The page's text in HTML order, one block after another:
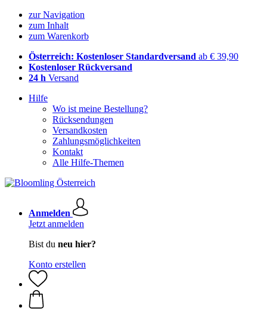
zur Navigation
zum Inhalt
zum Warenkorb
Österreich: Kostenloser Standardversand ab € 39,90
Kostenloser Rückversand
24 h Versand
Hilfe
Wo ist meine Bestellung?
Rücksendungen
Versandkosten
Zahlungsmöglichkeiten
Kontakt
Alle Hilfe-Themen
Anmelden
Jetzt anmelden
Bist du neu hier?
Konto erstellen